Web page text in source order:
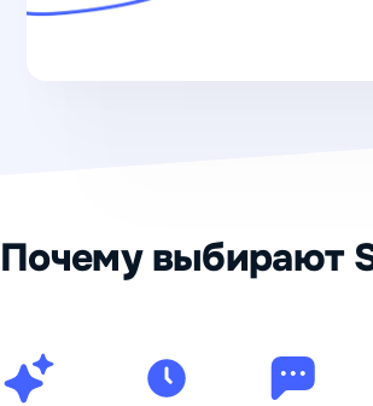
Почему выбирают